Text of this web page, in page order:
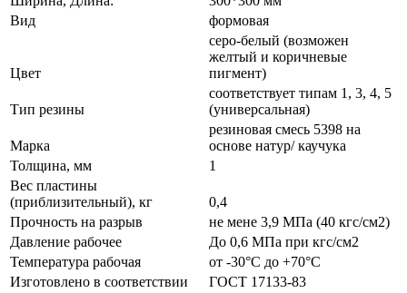
Вид
формовая
Цвет
серо-белый (возможен
желтый и коричневые
пигмент)
Тип резины
соответствует типам 1, 3, 4, 5
(универсальная)
Марка
резиновая смесь 5398 на
основе натур/ каучука
Толщина, мм
1
Вес пластины
(приблизительный), кг
0,4
Прочность на разрыв
не мене 3,9 МПа (40 кгс/см2)
Давление рабочее
До 0,6 МПа при кгс/см2
Температура рабочая
от -30°С до +70°С
Изготовлено в соответствии
ГОСТ 17133-83